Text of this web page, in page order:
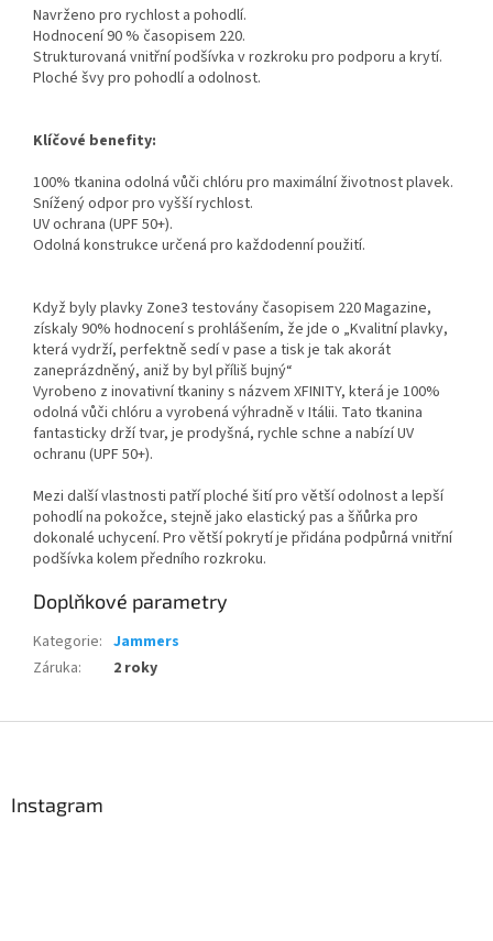
Navrženo pro rychlost a pohodlí.
Hodnocení 90 % časopisem 220.
Strukturovaná vnitřní podšívka v rozkroku pro podporu a krytí.
Ploché švy pro pohodlí a odolnost.
Klíčové benefity:
100% tkanina odolná vůči chlóru pro maximální životnost plavek.
Snížený odpor pro vyšší rychlost.
UV ochrana (UPF 50+).
Odolná konstrukce určená pro každodenní použití.
Když byly plavky Zone3 testovány časopisem 220 Magazine,
získaly 90% hodnocení s prohlášením, že jde o „Kvalitní plavky,
která vydrží, perfektně sedí v pase a tisk je tak akorát
zaneprázdněný, aniž by byl příliš bujný“
Vyrobeno z inovativní tkaniny s názvem XFINITY, která je 100%
odolná vůči chlóru a vyrobená výhradně v Itálii. Tato tkanina
fantasticky drží tvar, je prodyšná, rychle schne a nabízí UV
ochranu (UPF 50+).
Mezi další vlastnosti patří ploché šití pro větší odolnost a lepší
pohodlí na pokožce, stejně jako elastický pas a šňůrka pro
dokonalé uchycení. Pro větší pokrytí je přidána podpůrná vnitřní
podšívka kolem předního rozkroku.
Doplňkové parametry
Kategorie: Jammers
Záruka: 2 roky
Instagram
Powered by chaterimo